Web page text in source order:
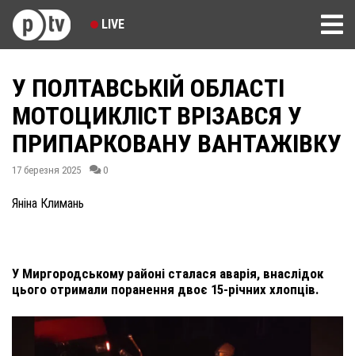
LIVE
У ПОЛТАВСЬКІЙ ОБЛАСТІ
МОТОЦИКЛІСТ ВРІЗАВСЯ У
ПРИПАРКОВАНУ ВАНТАЖІВКУ
17 березня 2025 0
Яніна Климань
У Миргородському районі сталася аварія, внаслідок
цього отримали поранення двоє 15-річних хлопців.